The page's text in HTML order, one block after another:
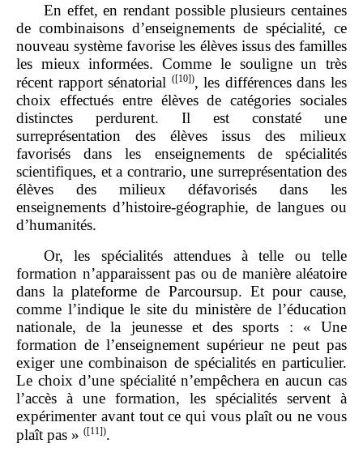
En effet, en rendant possible plusieurs centaines
de combinaisons d’enseignements de spécialité, ce
nouveau système favorise les élèves issus des familles
les mieux informées. Comme le souligne un très
récent rapport sénatorial ([10]), les différences dans les
choix effectués entre élèves de catégories sociales
distinctes perdurent. Il est constaté une
surreprésentation des élèves issus des milieux
favorisés dans les enseignements de spécialités
scientifiques, et a contrario, une surreprésentation des
élèves des milieux défavorisés dans les
enseignements d’histoire‑géographie, de langues ou
d’humanités.
Or, les spécialités attendues à telle ou telle
formation n’apparaissent pas ou de manière aléatoire
dans la plateforme de Parcoursup. Et pour cause,
comme l’indique le site du ministère de l’éducation
nationale, de la jeunesse et des sports : « Une
formation de l’enseignement supérieur ne peut pas
exiger une combinaison de spécialités en particulier.
Le choix d’une spécialité n’empêchera en aucun cas
l’accès à une formation, les spécialités servent à
expérimenter avant tout ce qui vous plaît ou ne vous
plaît pas » ([11]).